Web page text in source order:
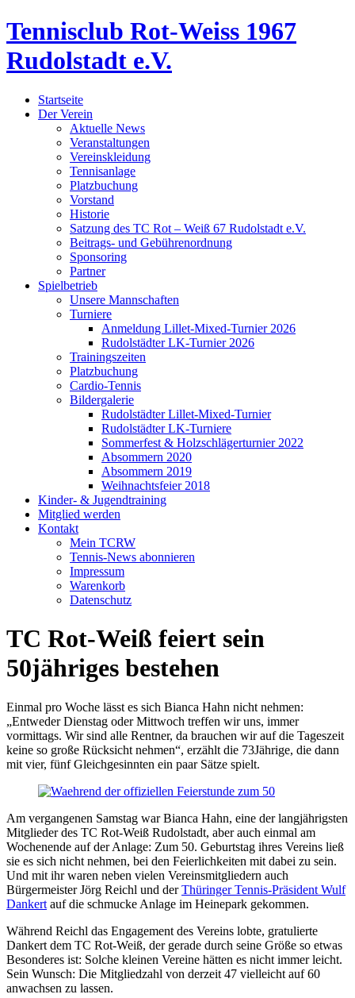
Tennisclub Rot-Weiss 1967
Rudolstadt e.V.
Startseite
Der Verein
Aktuelle News
Veranstaltungen
Vereinskleidung
Tennisanlage
Platzbuchung
Vorstand
Historie
Satzung des TC Rot – Weiß 67 Rudolstadt e.V.
Beitrags- und Gebührenordnung
Sponsoring
Partner
Spielbetrieb
Unsere Mannschaften
Turniere
Anmeldung Lillet-Mixed-Turnier 2026
Rudolstädter LK-Turnier 2026
Trainingszeiten
Platzbuchung
Cardio-Tennis
Bildergalerie
Rudolstädter Lillet-Mixed-Turnier
Rudolstädter LK-Turniere
Sommerfest & Holzschlägerturnier 2022
Absommern 2020
Absommern 2019
Weihnachtsfeier 2018
Kinder- & Jugendtraining
Mitglied werden
Kontakt
Mein TCRW
Tennis-News abonnieren
Impressum
Warenkorb
Datenschutz
TC Rot-Weiß feiert sein
50jähriges bestehen
Einmal pro Woche lässt es sich Bianca Hahn nicht nehmen:
„Entweder Dienstag oder Mittwoch treffen wir uns, immer
vormittags. Wir sind alle Rentner, da brauchen wir auf die Tageszeit
keine so große Rücksicht nehmen“, erzählt die 73Jährige, die dann
mit vier, fünf Gleichgesinnten ein paar Sätze spielt.
Am vergangenen Samstag war Bianca Hahn, eine der langjährigsten
Mitglieder des TC Rot-Weiß Rudolstadt, aber auch einmal am
Wochenende auf der Anlage: Zum 50. Geburtstag ihres Vereins ließ
sie es sich nicht nehmen, bei den Feierlichkeiten mit dabei zu sein.
Und mit ihr waren neben vielen Vereinsmitgliedern auch
Bürgermeister Jörg Reichl und derThüringer Tennis-Präsident Wulf
Dankert auf die schmucke Anlage im Heinepark gekommen.
Während Reichl das Engagement des Vereins lobte, gratulierte
Dankert dem TC Rot-Weiß, der gerade durch seine Größe so etwas
Besonderes ist: Solche kleinen Vereine hätten es nicht immer leicht.
Sein Wunsch: Die Mitgliedzahl von derzeit 47 vielleicht auf 60
anwachsen zu lassen.